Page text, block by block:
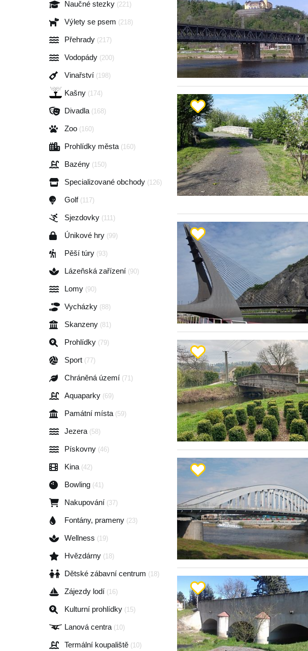
Naučné stezky (221)
Výlety se psem (218)
Přehrady (217)
Vodopády (200)
Vinařství (198)
Kašny (174)
Divadla (168)
Zoo (160)
Prohlídky města (160)
Bazény (150)
Specializované obchody (126)
Golf (117)
Sjezdovky (111)
Únikové hry (99)
Pěší túry (93)
Lázeňská zařízení (90)
Lomy (90)
Vycházky (88)
Skanzeny (81)
Prohlídky (79)
Sport (77)
Chráněná území (71)
Aquaparky (69)
Památní místa (59)
Jezera (58)
Pískovny (46)
Kina (42)
Bowling (41)
Nakupování (37)
Fontány, prameny (23)
Wellness (19)
Hvězdárny (18)
Dětské zábavní centrum (18)
Zájezdy lodí (16)
Kulturní prohlídky (15)
Lanová centra (10)
Termální koupaliště (10)